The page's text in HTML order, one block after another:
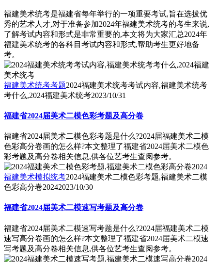
福建美术统考是福建省每年举行的一项重要考试,旨在选拔优
秀的艺术人才,对于准备参加2024年福建美术统考的考生来说,
了解考试内容和形式是非常重要的,本文将为大家汇总2024年
福建美术统考的各科目考试内容和形式,帮助考生更好地备
考。
福建美术统考考题2024福建美术统考考试内容,福建美术统考
考什么,2024福建美术统考2023/10/31
福建省2024届美术二模色彩考题及高分卷
福建省2024届美术二模色彩考题是什么?2024届福建美术二模
色彩高分卷画的怎么样?本文整理了福建省2024届美术二模色
彩考题及高分卷相关信息,供各位艺考生查阅参考。
福建美术模拟统考2024福建美术二模色彩考题,福建美术二模
色彩高分卷20242023/10/30
福建省2024届美术二模速写考题及高分卷
福建省2024届美术二模速写考题是什么?2024届福建美术二模
速写高分卷画的怎么样?本文整理了福建省2024届美术二模速
写考题及高分卷相关信息,供各位艺考生查阅参考。